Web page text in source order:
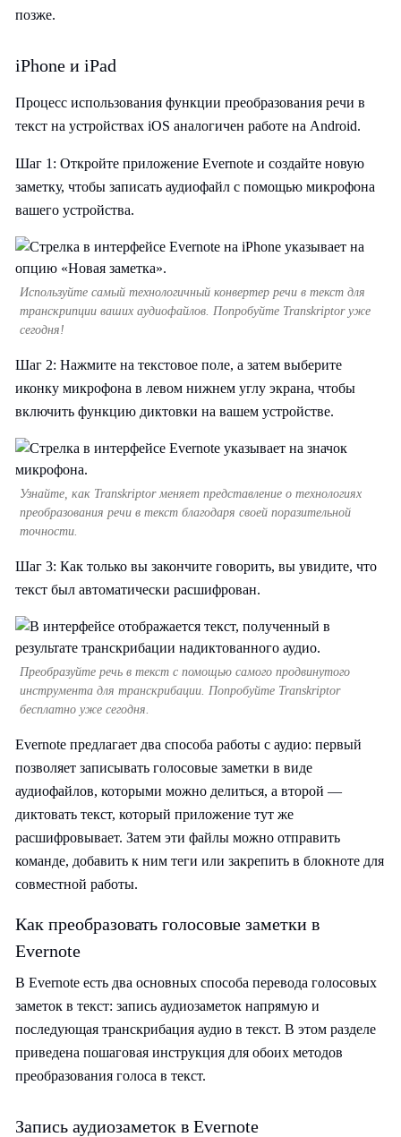
позже.
iPhone и iPad
Процесс использования функции преобразования речи в
текст на устройствах iOS аналогичен работе на Android.
Шаг 1: Откройте приложение Evernote и создайте новую
заметку, чтобы записать аудиофайл с помощью микрофона
вашего устройства.
Используйте самый технологичный конвертер речи в текст для
транскрипции ваших аудиофайлов. Попробуйте Transkriptor уже
сегодня!
Шаг 2: Нажмите на текстовое поле, а затем выберите
иконку микрофона в левом нижнем углу экрана, чтобы
включить функцию диктовки на вашем устройстве.
Узнайте, как Transkriptor меняет представление о технологиях
преобразования речи в текст благодаря своей поразительной
точности.
Шаг 3: Как только вы закончите говорить, вы увидите, что
текст был автоматически расшифрован.
Преобразуйте речь в текст с помощью самого продвинутого
инструмента для транскрибации. Попробуйте Transkriptor
бесплатно уже сегодня.
Evernote предлагает два способа работы с аудио: первый
позволяет записывать голосовые заметки в виде
аудиофайлов, которыми можно делиться, а второй —
диктовать текст, который приложение тут же
расшифровывает. Затем эти файлы можно отправить
команде, добавить к ним теги или закрепить в блокноте для
совместной работы.
Как преобразовать голосовые заметки в
Evernote
В Evernote есть два основных способа перевода голосовых
заметок в текст: запись аудиозаметок напрямую и
последующая транскрибация аудио в текст. В этом разделе
приведена пошаговая инструкция для обоих методов
преобразования голоса в текст.
Запись аудиозаметок в Evernote